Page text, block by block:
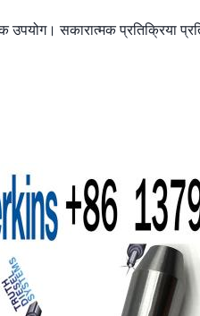
उपयोग। सकारात्मक प्रतिक्रिया